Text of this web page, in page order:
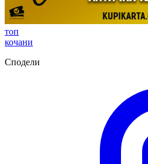
топ
кочани
Сподели